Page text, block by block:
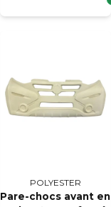
POLYESTER
Pare-chocs avant en